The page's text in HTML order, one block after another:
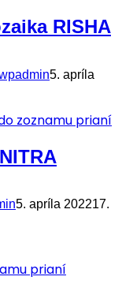
RISHA
5. apríla
zoznamu prianí
5. apríla 202217.
prianí